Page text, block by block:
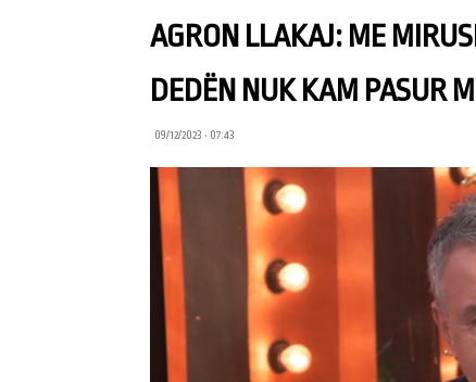
AGRON LLAKAJ: ME
DEDËN NUK KAM PASUR
09/12/2023 • 07:43